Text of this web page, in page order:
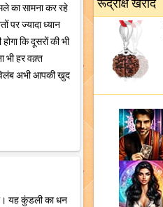
का सामना कर रहे
पर ज्यादा ध्यान
कि दूसरों की भी
भी हर वक़्त
अभी आपकी खुद
यह कुंडली का धन
रूद्राक्ष खरीदें